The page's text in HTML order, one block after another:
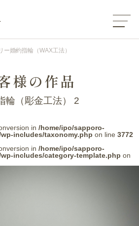
ー婚約指輪（WAX工法）
様の作品
輪（彫金工法） 2
in /home/ipo/sapporo-
includes/taxonomy.php on line 3772
in /home/ipo/sapporo-
includes/category-template.php on